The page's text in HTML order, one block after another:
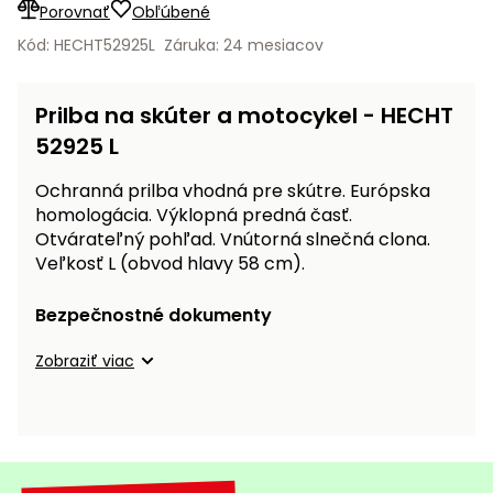
vozíky
Čerpadlá
Vysokotlakové
Zametacie
stroje
frézy
Odhŕňače
a lopaty
a rosiče
Navijaky
Porovnať
Obľúbené
Kód: HECHT52925L Záruka: 24 mesiacov
Prilba na skúter a motocykel - HECHT
52925 L
Ochranná prilba vhodná pre skútre. Európska
homologácia. Výklopná predná časť.
Otvárateľný pohľad. Vnútorná slnečná clona.
Veľkosť L (obvod hlavy 58 cm).
Bezpečnostné dokumenty
Zobraziť viac